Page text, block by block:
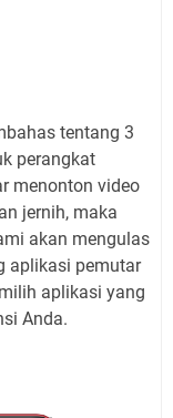
tentang 3
perangkat
menonton video
jernih, maka
akan mengulas
aplikasi pemutar
aplikasi yang
Anda.